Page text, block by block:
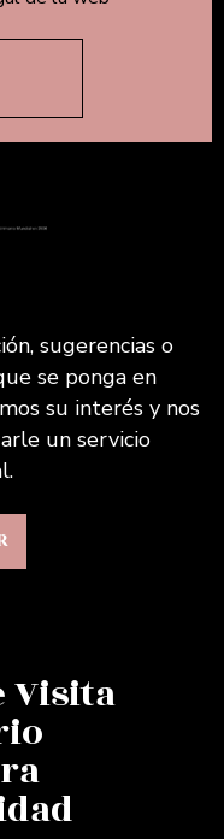
sugerencias o
se ponga en
su interés y nos
un servicio
Visita